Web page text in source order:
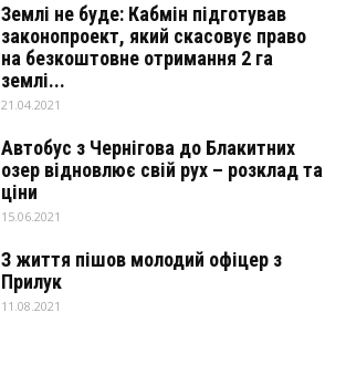
Землі не буде: Кабмін підготував
законопроект, який скасовує право
на безкоштовне отримання 2 га
землі...
21.04.2021
Автобус з Чернігова до Блакитних
озер відновлює свій рух – розклад та
ціни
15.06.2021
З життя пішов молодий офіцер з
Прилук
11.08.2021